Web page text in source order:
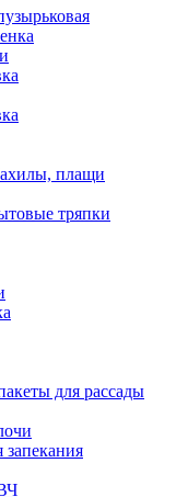
плащи
тряпки
для рассады
запекания